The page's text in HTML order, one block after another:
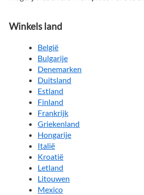
Winkels land
België
Bulgarije
Denemarken
Duitsland
Estland
Finland
Frankrijk
Griekenland
Hongarije
Italië
Kroatië
Letland
Litouwen
Mexico